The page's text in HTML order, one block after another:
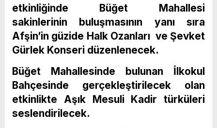
etkinliğinde Büğet Mahallesi
sakinlerinin buluşmasının yanı sıra
Afşin’in güzide Halk Ozanları ve Şevket
Gürlek Konseri düzenlenecek.
Büğet Mahallesinde bulunan İlkokul
Bahçesinde gerçekleştirilecek olan
etkinlikte Aşık Mesuli Kadir türküleri
seslendirilecek.